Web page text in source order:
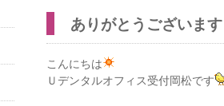
ありがとうございます
こんにちは
Ｕデンタルオフィス受付岡松です